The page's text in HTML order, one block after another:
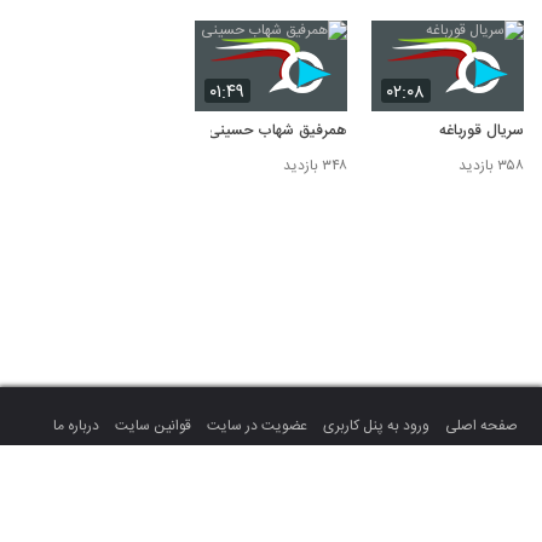
۰۲:۰۸
سریال قورباغه
۳۵۸ بازدید
۰۱:۴۹
همرفیق شهاب حسینی
۳۴۸ بازدید
صفحه اصلی ورود به پنل کاربری عضویت در سایت قوانین سایت
درباره ما